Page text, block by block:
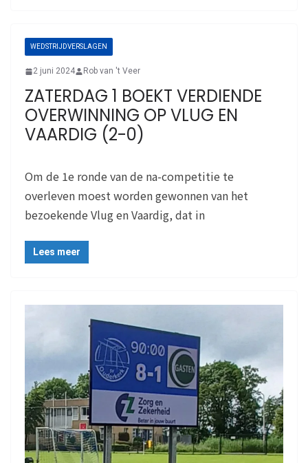
WEDSTRIJDVERSLAGEN
2 juni 2024 Rob van 't Veer
ZATERDAG 1 BOEKT VERDIENDE
OVERWINNING OP VLUG EN
VAARDIG (2-0)
Om de 1e ronde van de na-competitie te
overleven moest worden gewonnen van het
bezoekende Vlug en Vaardig, dat in
Lees meer